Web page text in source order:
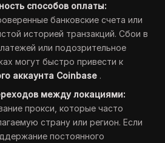
способов оплаты:
банковские счета или
историей транзакций. Сбои в
или подозрительное
могут быстро привести к
аккаунта Coinbase .
между локациями:
прокси, которые часто
страну или регион. Если
постоянного